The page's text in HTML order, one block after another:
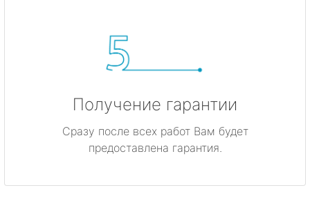
Получение гарантии
Сразу после всех работ Вам будет
предоставлена гарантия.